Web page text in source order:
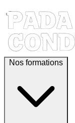
Nos formations